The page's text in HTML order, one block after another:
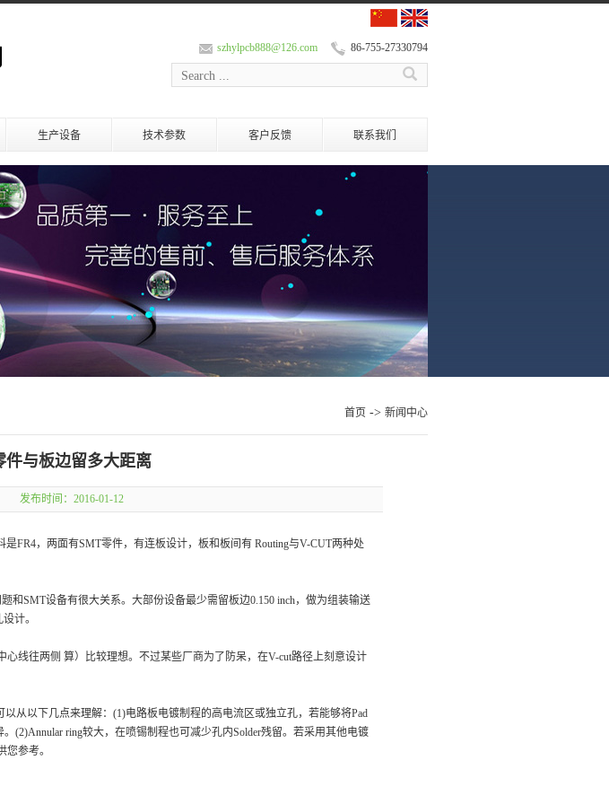
szhylpcb888@126.com 86-755-27330794
生产设备 技术参数 客户反馈 联系我们
首页 -> 新闻中心
件与板边留多大距离
发布时间：2016-01-12
FR4，两面有SMT零件，有连板设计，板和板间有 Routing与V-CUT两种处
和SMT设备有很大关系。大部份设备最少需留板边0.150 inch，做为组装输送
计。
线往两侧 算）比较理想。不过某些厂商为了防呆，在V-cut路径上刻意设计
从以下几点来理解：(1)电路板电镀制程的高电流区或独立孔，若能够将Pad
(2)Annular ring较大，在喷锡制程也可减少孔内Solder残留。若采用其他电镀
参考。